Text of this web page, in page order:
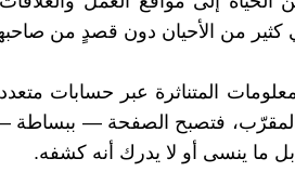
كثير من الأحيان دون قصدٍ من
المتناثرة عبر حسابات
فتصبح الصفحة — ببساطة
بل ما ينسى أو لا يدرك أنه كشفه.